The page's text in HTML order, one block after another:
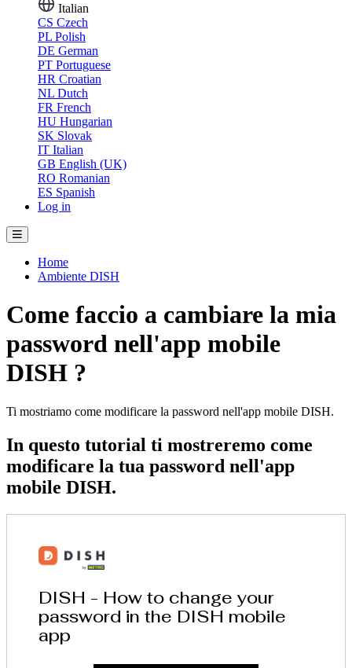
Italian
CS Czech
PL Polish
DE German
PT Portuguese
HR Croatian
NL Dutch
FR French
HU Hungarian
SK Slovak
IT Italian
GB English (UK)
RO Romanian
ES Spanish
Log in
Home
Ambiente DISH
Come faccio a cambiare la mia
password nell'app mobile
DISH ?
Ti mostriamo come modificare la password nell'app mobile DISH.
In questo tutorial ti mostreremo come
modificare la tua password nell'app
mobile DISH.